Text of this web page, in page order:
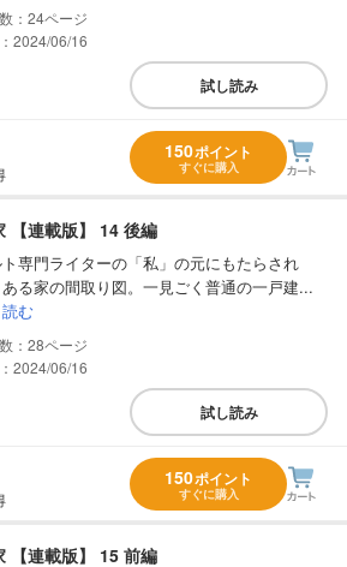
24
2024/06/16
試し読み
150ポイント
すぐに購入
【連載版】 14 後編
専門ライターの「私」の元にもたらされ
る家の間取り図。一見ごく普通の一戸建...
む
28
2024/06/16
試し読み
150ポイント
すぐに購入
【連載版】 15 前編